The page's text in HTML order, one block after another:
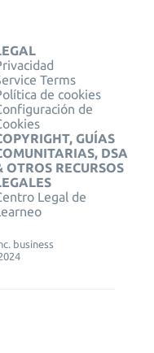
Terms
de cookies
de
GUÍAS
DSA
OTROS RECURSOS
Legal de
business